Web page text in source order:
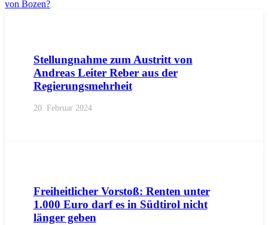
von Bozen?
Stellungnahme zum Austritt von
Andreas Leiter Reber aus der
Regierungsmehrheit
20. Februar 2024
Freiheitlicher Vorstoß: Renten unter
1.000 Euro darf es in Südtirol nicht
länger geben